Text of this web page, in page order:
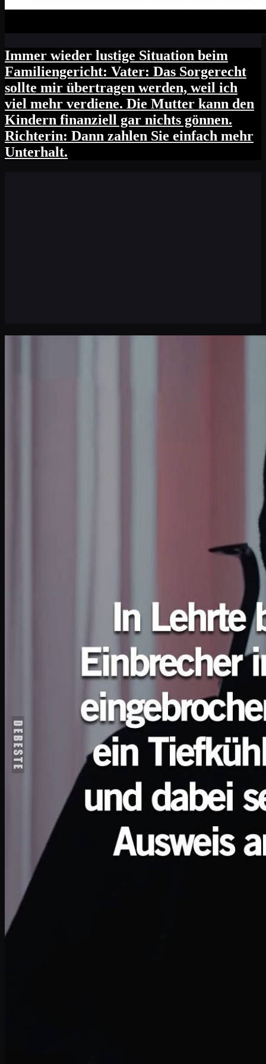
Immer wieder lustige Situation beim
Familiengericht: Vater: Das Sorgerecht
sollte mir übertragen werden, weil ich
viel mehr verdiene. Die Mutter kann den
Kindern finanziell gar nichts gönnen.
Richterin: Dann zahlen Sie einfach mehr
Unterhalt.